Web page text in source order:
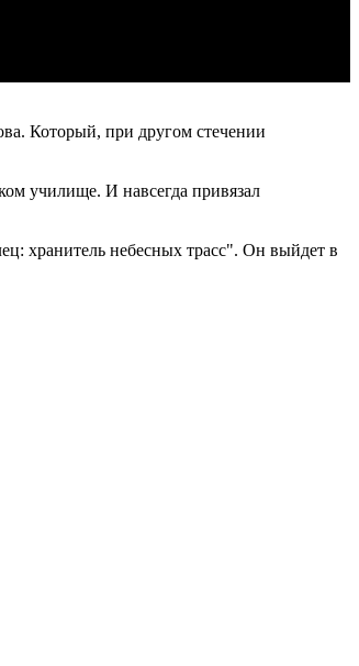
Который, при другом стечении
училище. И навсегда привязал
хранитель небесных трасс". Он выйдет в